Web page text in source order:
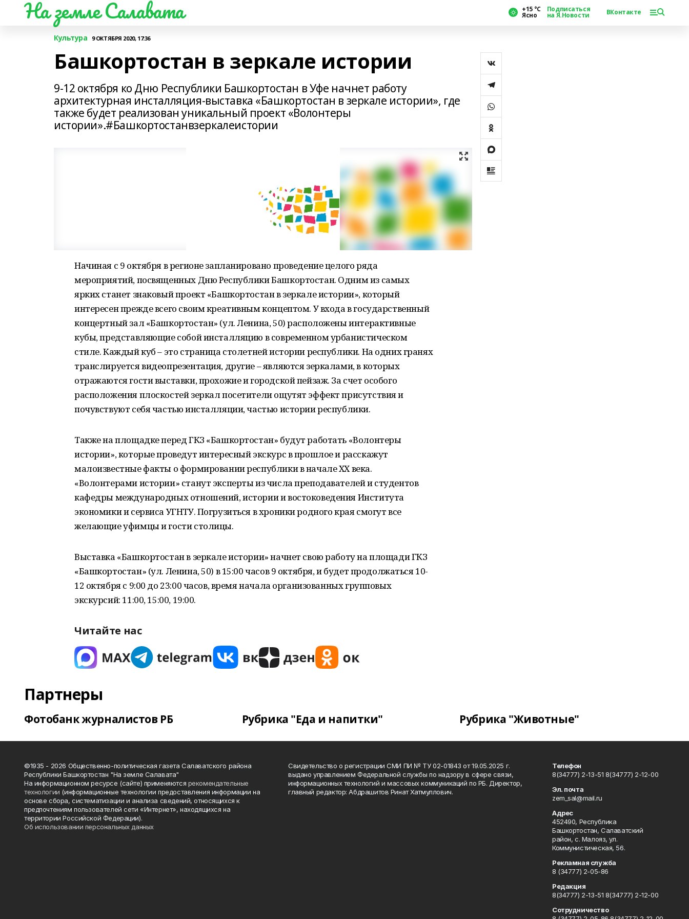
На земле Салавата +15 °С
Ясно
Подписаться
на Я.Новости ВКонтакте
Культура 9 ОКТЯБРЯ 2020, 17:36
Башкортостан в зеркале истории
9-12 октября ко Дню Республики Башкортостан в Уфе начнет работу
архитектурная инсталляция-выставка «Башкортостан в зеркале истории», где
также будет реализован уникальный проект «Волонтеры
истории».#Башкортостанвзеркалеистории
Начиная с 9 октября в регионе запланировано проведение целого ряда
мероприятий, посвященных Дню Республики Башкортостан. Одним из самых
ярких станет знаковый проект «Башкортостан в зеркале истории», который
интересен прежде всего своим креативным концептом. У входа в государственный
концертный зал «Башкортостан» (ул. Ленина, 50) расположены интерактивные
кубы, представляющие собой инсталляцию в современном урбанистическом
стиле. Каждый куб – это страница столетней истории республики. На одних гранях
транслируется видеопрезентация, другие – являются зеркалами, в которых
отражаются гости выставки, прохожие и городской пейзаж. За счет особого
расположения плоскостей зеркал посетители ощутят эффект присутствия и
почувствуют себя частью инсталляции, частью истории республики.
Также на площадке перед ГКЗ «Башкортостан» будут работать «Волонтеры
истории», которые проведут интересный экскурс в прошлое и расскажут
малоизвестные факты о формировании республики в начале XX века.
«Волонтерами истории» станут эксперты из числа преподавателей и студентов
кафедры международных отношений, истории и востоковедения Института
экономики и сервиса УГНТУ. Погрузиться в хроники родного края смогут все
желающие уфимцы и гости столицы.
Выставка «Башкортостан в зеркале истории» начнет свою работу на площади ГКЗ
«Башкортостан» (ул. Ленина, 50) в 15:00 часов 9 октября, и будет продолжаться 10-
12 октября с 9:00 до 23:00 часов, время начала организованных групповых
экскурсий: 11:00, 15:00, 19:00.
Читайте нас
Партнеры
Фотобанк журналистов РБ Рубрика "Еда и напитки" Рубрика "Животные"
©1935 - 2026 Общественно-политическая газета Салаватского района
Республики Башкортостан "На земле Салавата"
На информационном ресурсе (сайте) применяются рекомендательные
технологии (информационные технологии предоставления информации на
основе сбора, систематизации и анализа сведений, относящихся к
предпочтениям пользователей сети «Интернет», находящихся на
территории Российской Федерации).
Об использовании персональных данных
Свидетельство о регистрации СМИ ПИ № ТУ 02-01843 от 19.05.2025 г.
выдано управлением Федеральной службы по надзору в сфере связи,
информационных технологий и массовых коммуникаций по РБ. Директор,
главный редактор: Абдрашитов Ринат Хатмуллович.
Телефон
8(34777) 2-13-51 8(34777) 2-12-00
Эл. почта
zem_sal@mail.ru
Адрес
452490, Республика
Башкортостан, Салаватский
район, с. Малояз, ул.
Коммунистическая, 56.
Рекламная служба
8 (34777) 2-05-86
Редакция
8(34777) 2-13-51 8(34777) 2-12-00
Сотрудничество